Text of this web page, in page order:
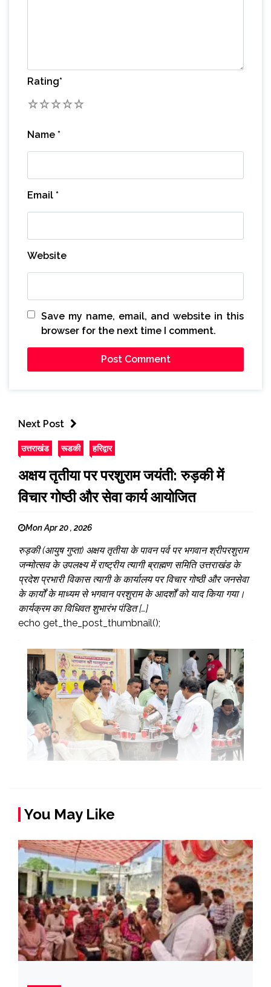
Rating*
5
4
3
2
Name *
Email *
Website
Save my name, email, and website in this
browser for the next time I comment.
Next Post
उत्तराखंड रूडकी हरिद्वार
अक्षय तृतीया पर परशुराम जयंती: रुड़की में
विचार गोष्ठी और सेवा कार्य आयोजित
Mon Apr 20 , 2026
रुड़की (आयुष गुप्ता) अक्षय तृतीया के पावन पर्व पर भगवान श्रीपरशुराम
जन्मोत्सव के उपलक्ष्य में राष्ट्रीय त्यागी ब्राह्मण समिति उत्तराखंड के
प्रदेश प्रभारी विकास त्यागी के कार्यालय पर विचार गोष्ठी और जनसेवा
के कार्यों के माध्यम से भगवान परशुराम के आदर्शों को याद किया गया।
कार्यक्रम का विधिवत शुभारंभ पंडित […]
echo get_the_post_thumbnail();
You May Like